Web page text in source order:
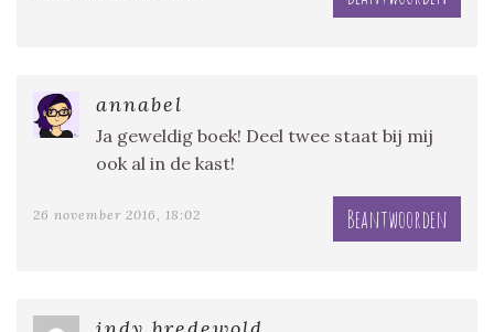
annabel
Ja geweldig boek! Deel twee staat bij mij
ook al in de kast!
26 november 2016, 18:02 Beantwoorden